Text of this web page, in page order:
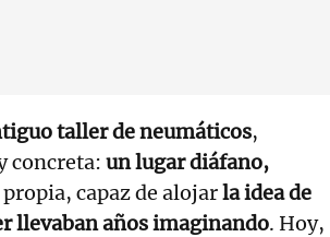
taller de neumáticos,
concreta: un lugar diáfano,
capaz de alojarla idea de
llevaban años imaginando. Hoy,